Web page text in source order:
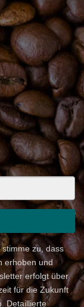
zu, dass
erhoben und
erfolgt über
für die Zukunft
Detaillierte